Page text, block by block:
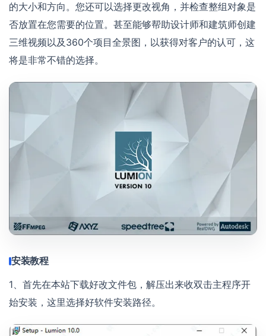
的大小和方向。您还可以选择更改视角，并检查整组对象是
否放置在您需要的位置。甚至能够帮助设计师和建筑师创建
三维视频以及360个项目全景图，以获得对客户的认可，这
将是非常不错的选择。
安装教程
1、首先在本站下载好改文件包，解压出来收双击主程序开
始安装，这里选择好软件安装路径。